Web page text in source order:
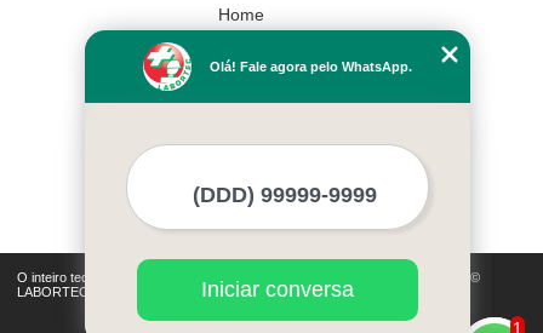
Home
Missão
O inteiro teor deste site está sujeito à proteção de direitos autorais. Copyright©
LABORTEC (Lei 9610 de 19/02/1998)
1
Olá! Fale agora pelo WhatsApp.
Iniciar conversa